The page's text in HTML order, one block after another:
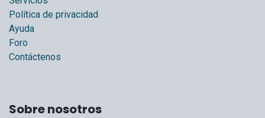
Política de privacidad
Ayuda
Foro
Contáctenos
Sobre nosotros